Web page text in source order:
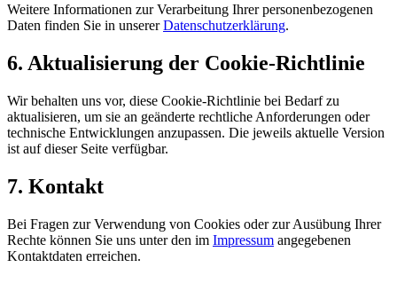
Weitere Informationen zur Verarbeitung Ihrer personenbezogenen
Daten finden Sie in unsererDatenschutzerklärung.
6. Aktualisierung der Cookie-Richtlinie
Wir behalten uns vor, diese Cookie-Richtlinie bei Bedarf zu
aktualisieren, um sie an geänderte rechtliche Anforderungen oder
technische Entwicklungen anzupassen. Die jeweils aktuelle Version
ist auf dieser Seite verfügbar.
7. Kontakt
Bei Fragen zur Verwendung von Cookies oder zur Ausübung Ihrer
Rechte können Sie uns unter den im Impressum angegebenen
Kontaktdaten erreichen.